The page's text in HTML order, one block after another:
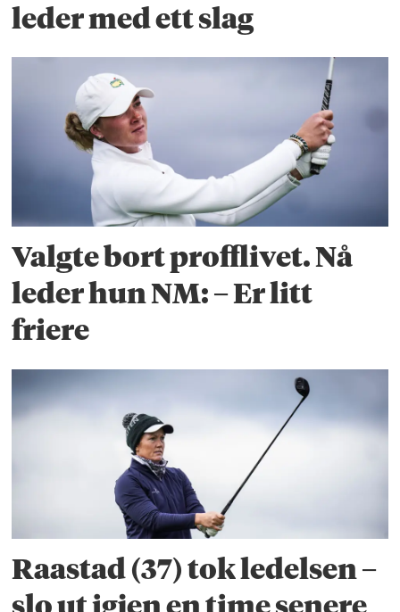
leder med ett slag
Valgte bort profflivet. Nå
leder hun NM: – Er litt
friere
Raastad (37) tok ledelsen –